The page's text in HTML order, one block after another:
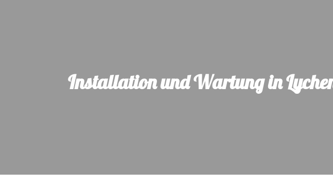
Installation und Wartung in